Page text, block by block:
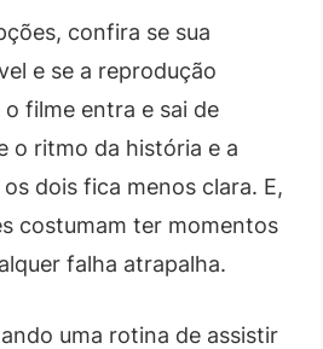
confira se sua
e se a reprodução
filme entra e sai de
o ritmo da história e a
dois fica menos clara. E,
costumam ter momentos
falha atrapalha.
uma rotina de assistir